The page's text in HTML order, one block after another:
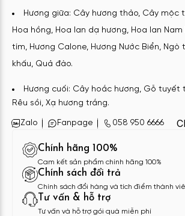
Hương giữa: Cây hương thảo, Cây mộc
Hoa hồng, Hoa lan dạ hương, Hoa lan Nam
tím, Hương Calone, Hương Nước Biển, Ngò
khấu, Quả đào.
Hương cuối: Cây hoắc hương, Gỗ tuyết
Rêu sồi, Xạ hương trắng.
Zalo Fanpage 058 950 6666
Chính hãng 100%
Cam kết sản phẩm chính hãng 100%
Chính sách đổi trả
Chính sách đổi hàng và tích điểm thành
Tư vấn & hỗ trợ
Tư vấn và hỗ trợ gói quà miễn phí